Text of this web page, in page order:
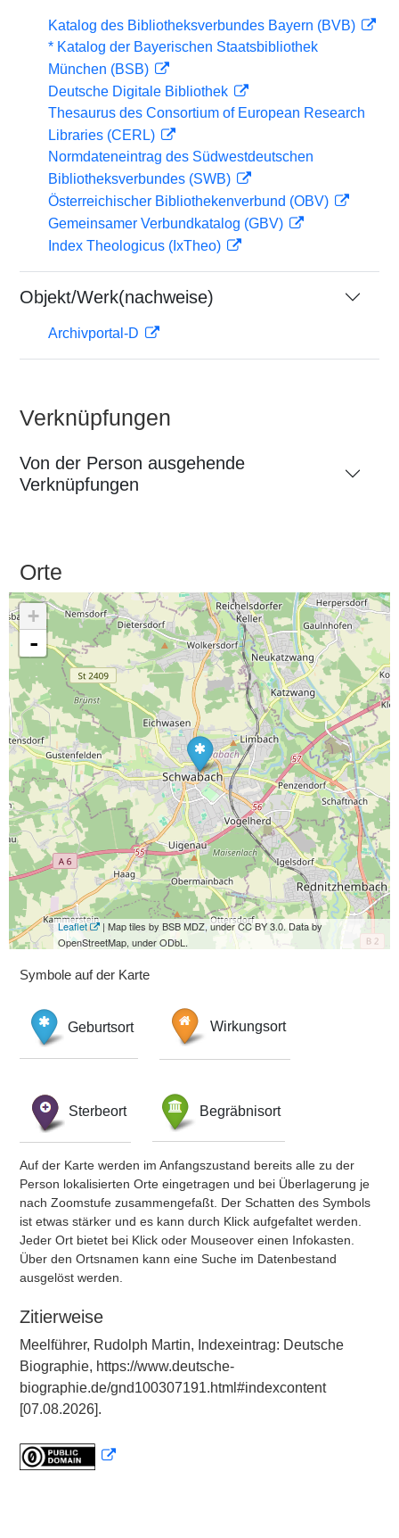
Katalog des Bibliotheksverbundes Bayern (BVB)
* Katalog der Bayerischen Staatsbibliothek
München (BSB)
Deutsche Digitale Bibliothek
Thesaurus des Consortium of European Research
Libraries (CERL)
Normdateneintrag des Südwestdeutschen
Bibliotheksverbundes (SWB)
Österreichischer Bibliothekenverbund (OBV)
Gemeinsamer Verbundkatalog (GBV)
Index Theologicus (IxTheo)
Objekt/Werk(nachweise)
Archivportal-D
Verknüpfungen
Von der Person ausgehende
Verknüpfungen
Orte
+
-
Leaflet
| Map tiles by BSB MDZ, under CC BY 3.0. Data by
OpenStreetMap, under ODbL.
Symbole auf der Karte
Geburtsort Wirkungsort
Sterbeort Begräbnisort
Auf der Karte werden im Anfangszustand bereits alle zu der
Person lokalisierten Orte eingetragen und bei Überlagerung je
nach Zoomstufe zusammengefaßt. Der Schatten des Symbols
ist etwas stärker und es kann durch Klick aufgefaltet werden.
Jeder Ort bietet bei Klick oder Mouseover einen Infokasten.
Über den Ortsnamen kann eine Suche im Datenbestand
ausgelöst werden.
Zitierweise
Meelführer, Rudolph Martin, Indexeintrag: Deutsche
Biographie, https://www.deutsche-
biographie.de/gnd100307191.html#indexcontent
[07.08.2026].